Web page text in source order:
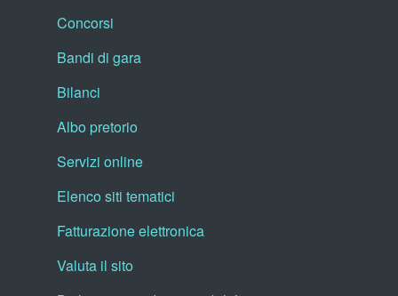
Concorsi
Bandi di gara
Bilanci
Albo pretorio
Servizi online
Elenco siti tematici
Fatturazione elettronica
Valuta il sito